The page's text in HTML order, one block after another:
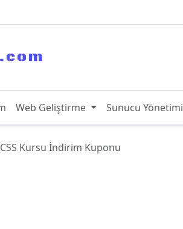
Web Geliştirme Sunucu Yönetimi
CSS Kursu İndirim Kuponu